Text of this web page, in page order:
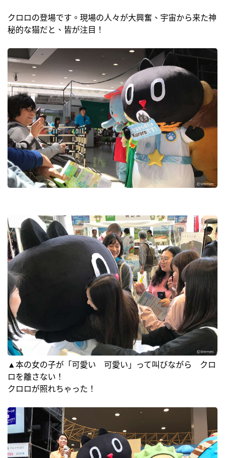
クロロの登場です。現場の人々が大興奮、宇宙から来た神
秘的な猫だと、皆が注目！
▲本の女の子が「可愛い 可愛い」って叫びながら クロ
ロを離さない！
クロロが照れちゃった！